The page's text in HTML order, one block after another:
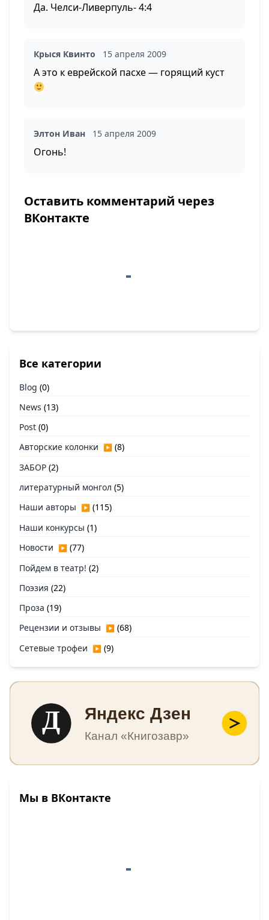
Да. Челси-Ливерпуль- 4:4
Крыся Квинто 15 апреля 2009
А это к еврейской пасхе — горящий куст
Элтон Иван 15 апреля 2009
Огонь!
Оставить комментарий через
ВКонтакте
Все категории
Blog (0)
News (13)
Post (0)
Авторские колонки ▶ (8)
ЗАБОР (2)
литературный монгол (5)
Наши авторы ▶ (115)
Наши конкурсы (1)
Новости ▶ (77)
Пойдем в театр! (2)
Поэзия (22)
Проза (19)
Рецензии и отзывы ▶ (68)
Сетевые трофеи ▶ (9)
Д Яндекс Дзен
Канал «Книгозавр»
Мы в ВКонтакте